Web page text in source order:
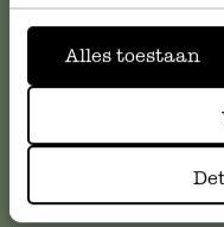
Alles toestaan
meestgestelde vragen.
Online Klantenservice